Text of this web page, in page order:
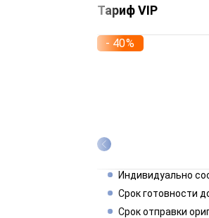
Тариф VIP
- 40%
Индивидуально
Срок готовности
Срок отправки